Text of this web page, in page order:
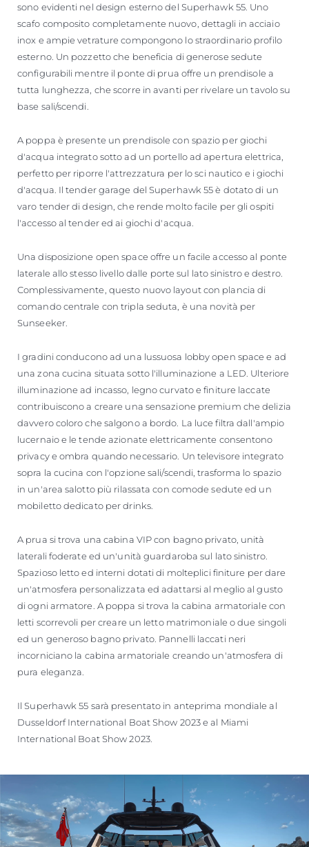
sono evidenti nel design esterno del Superhawk 55. Uno
scafo composito completamente nuovo, dettagli in acciaio
inox e ampie vetrature compongono lo straordinario profilo
esterno. Un pozzetto che beneficia di generose sedute
configurabili mentre il ponte di prua offre un prendisole a
tutta lunghezza, che scorre in avanti per rivelare un tavolo su
base sali/scendi.
A poppa è presente un prendisole con spazio per giochi
d'acqua integrato sotto ad un portello ad apertura elettrica,
perfetto per riporre l'attrezzatura per lo sci nautico e i giochi
d'acqua. Il tender garage del Superhawk 55 è dotato di un
varo tender di design, che rende molto facile per gli ospiti
l'accesso al tender ed ai giochi d'acqua.
Una disposizione open space offre un facile accesso al ponte
laterale allo stesso livello dalle porte sul lato sinistro e destro.
Complessivamente, questo nuovo layout con plancia di
comando centrale con tripla seduta, è una novità per
Sunseeker.
I gradini conducono ad una lussuosa lobby open space e ad
una zona cucina situata sotto l'illuminazione a LED. Ulteriore
illuminazione ad incasso, legno curvato e finiture laccate
contribuiscono a creare una sensazione premium che delizia
davvero coloro che salgono a bordo. La luce filtra dall'ampio
lucernaio e le tende azionate elettricamente consentono
privacy e ombra quando necessario. Un televisore integrato
sopra la cucina con l'opzione sali/scendi, trasforma lo spazio
in un'area salotto più rilassata con comode sedute ed un
mobiletto dedicato per drinks.
A prua si trova una cabina VIP con bagno privato, unità
laterali foderate ed un'unità guardaroba sul lato sinistro.
Spazioso letto ed interni dotati di molteplici finiture per dare
un'atmosfera personalizzata ed adattarsi al meglio al gusto
di ogni armatore. A poppa si trova la cabina armatoriale con
letti scorrevoli per creare un letto matrimoniale o due singoli
ed un generoso bagno privato. Pannelli laccati neri
incorniciano la cabina armatoriale creando un'atmosfera di
pura eleganza.
Il Superhawk 55 sarà presentato in anteprima mondiale al
Dusseldorf International Boat Show 2023 e al Miami
International Boat Show 2023.